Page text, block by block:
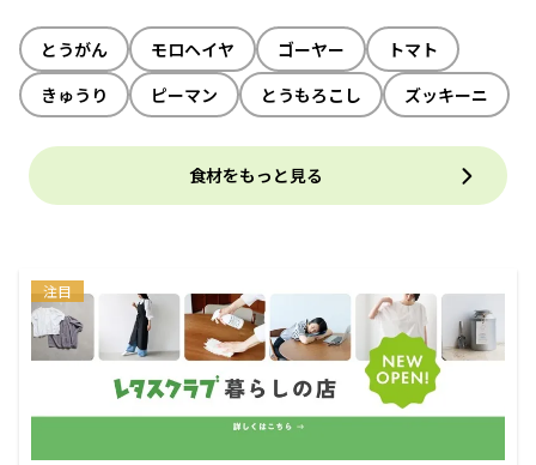
とうがん モロヘイヤ ゴーヤー
トマト
きゅうり
ピーマン とうもろこし ズッキーニ
食材をもっと見る
注目